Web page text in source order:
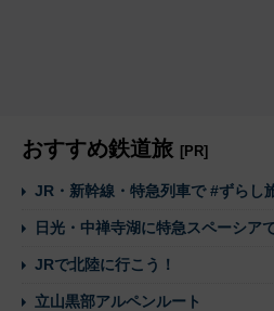
おすすめ鉄道旅 [PR]
JR・新幹線・特急列車で #ずらし
日光・中禅寺湖に特急スペーシア
JRで北陸に行こう！
立山黒部アルペンルート